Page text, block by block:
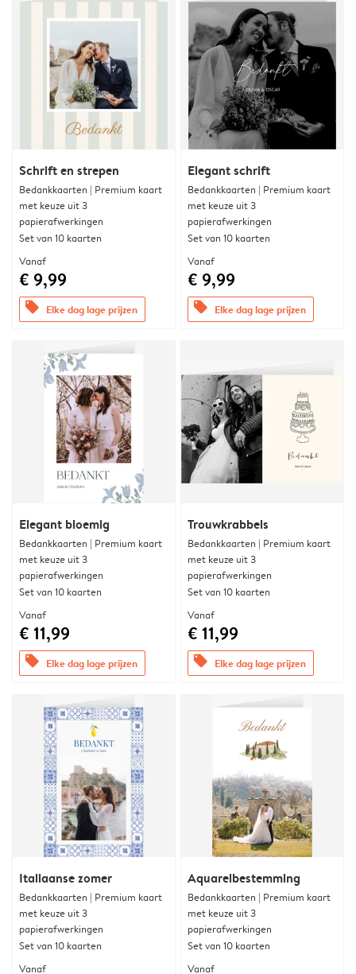
Schrift en strepen
Bedankkaarten | Premium kaart
met keuze uit 3
papierafwerkingen
Set van 10 kaarten
Vanaf
€ 9,99
offers Elke dag lage prijzen
Elegant schrift
Bedankkaarten | Premium kaart
met keuze uit 3
papierafwerkingen
Set van 10 kaarten
Vanaf
€ 9,99
offers Elke dag lage prijzen
Elegant bloemig
Bedankkaarten | Premium kaart
met keuze uit 3
papierafwerkingen
Set van 10 kaarten
Vanaf
€ 11,99
offers Elke dag lage prijzen
Trouwkrabbels
Bedankkaarten | Premium kaart
met keuze uit 3
papierafwerkingen
Set van 10 kaarten
Vanaf
€ 11,99
offers Elke dag lage prijzen
Italiaanse zomer
Bedankkaarten | Premium kaart
met keuze uit 3
papierafwerkingen
Set van 10 kaarten
Vanaf
Aquarelbestemming
Bedankkaarten | Premium kaart
met keuze uit 3
papierafwerkingen
Set van 10 kaarten
Vanaf